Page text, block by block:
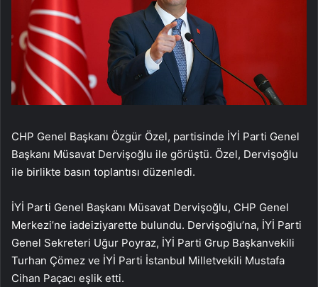
CHP Genel Başkanı Özgür Özel, partisinde İYİ Parti Genel
Başkanı Müsavat Dervişoğlu ile görüştü. Özel, Dervişoğlu
ile birlikte basın toplantısı düzenledi.
İYİ Parti Genel Başkanı Müsavat Dervişoğlu, CHP Genel
Merkezi’ne iadeiziyarette bulundu. Dervişoğlu’na, İYİ Parti
Genel Sekreteri Uğur Poyraz, İYİ Parti Grup Başkanvekili
Turhan Çömez ve İYİ Parti İstanbul Milletvekili Mustafa
Cihan Paçacı eşlik etti.